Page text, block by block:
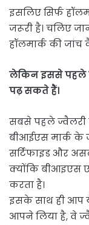
इसलिए सिर्फ
जरूरी है। चलिए
हॉलमार्क की
लेकिन इससे पहले
पढ़ सकते हैं।
सबसे पहले ज्वैलरी
बीआईएस मार्क के
सर्टिफाइड और
क्योंकि बीआइएस
करता है।
इसके साथ ही आप
आपने लिया है, वे